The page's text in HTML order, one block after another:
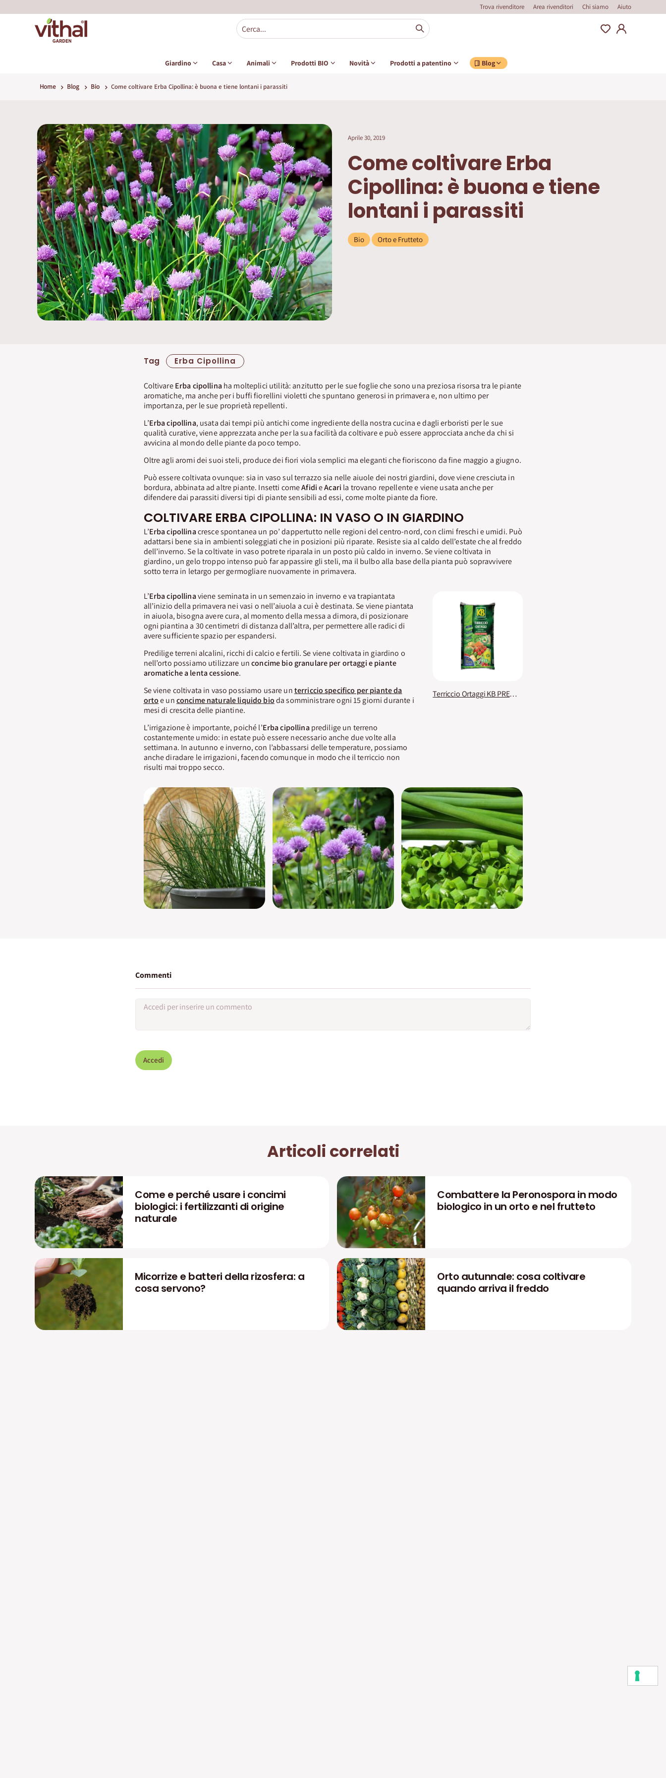
Trova rivenditore Area rivenditori Chi siamo Aiuto
Giardino Casa Animali Prodotti BIO Novità Prodotti a patentino Blog
Home Blog Bio Come coltivare Erba Cipollina: è buona e tiene lontani i parassiti
Aprile 30, 2019
Come coltivare Erba
Cipollina: è buona e tiene
lontani i parassiti
Bio Orto e Frutteto
Tag Erba Cipollina
ColtivareErba cipollina ha molteplici utilità: anzitutto per le sue foglie che sono una preziosa risorsa tra le piante
aromatiche, ma anche per i buffi fiorellini violetti che spuntano generosi in primavera e, non ultimo per
importanza, per le sue proprietà repellenti.
L’Erba cipollina, usata dai tempi più antichi come ingrediente della nostra cucina e dagli erboristi per le sue
qualità curative, viene apprezzata anche per la sua facilità da coltivare e può essere approcciata anche da chi si
avvicina al mondo delle piante da poco tempo.
Oltre agli aromi dei suoi steli, produce dei fiori viola semplici ma eleganti che fioriscono da fine maggio a giugno.
Può essere coltivata ovunque: sia in vaso sul terrazzo sia nelle aiuole dei nostri giardini, dove viene cresciuta in
bordura, abbinata ad altre piante. Insetti comeAfidieAcari la trovano repellente e viene usata anche per
difendere dai parassiti diversi tipi di piante sensibili ad essi, come molte piante da fiore.
COLTIVARE ERBA CIPOLLINA: IN VASO O IN GIARDINO
L’Erba cipollinacresce spontanea un po’ dappertutto nelle regioni del centro-nord, con climi freschi e umidi. Può
adattarsi bene sia in ambienti soleggiati che in posizioni più riparate. Resiste sia al caldo dell’estate che al freddo
dell’inverno. Se la coltivate in vaso potrete riparala in un posto più caldo in inverno. Se viene coltivata in
giardino, un gelo troppo intenso può far appassire gli steli, ma il bulbo alla base della pianta può sopravvivere
sotto terra in letargo per germogliare nuovamente in primavera.
L’Erba cipollinaviene seminata in un semenzaio in inverno e va trapiantata
all’inizio della primavera nei vasi o nell’aiuola a cui è destinata. Se viene piantata
in aiuola, bisogna avere cura, al momento della messa a dimora, di posizionare
ogni piantina a 30 centimetri di distanza dall’altra, per permettere alle radici di
avere sufficiente spazio per espandersi.
Predilige terreni alcalini, ricchi di calcio e fertili. Se viene coltivata in giardino o
nell’orto possiamo utilizzare unconcime bio granulare per ortaggi e piante
aromatiche a lenta cessione.
Se viene coltivata in vaso possiamo usare unterriccio specifico per piante da
ortoe unconcime naturale liquido bioda somministrare ogni 15 giorni durante i
mesi di crescita delle piantine.
L’irrigazione è importante, poiché l’Erba cipollina predilige un terreno
costantemente umido: in estate può essere necessario anche due volte alla
settimana. In autunno e inverno, con l’abbassarsi delle temperature, possiamo
anche diradare le irrigazioni, facendo comunque in modo che il terriccio non
risulti mai troppo secco.
Terriccio Ortaggi KB PREMIUM
Commenti
Accedi
Articoli correlati
Come e perché usare i concimi
biologici: i fertilizzanti di origine
naturale
Combattere la Peronospora in modo
biologico in un orto e nel frutteto
Micorrize e batteri della rizosfera: a
cosa servono?
Orto autunnale: cosa coltivare
quando arriva il freddo